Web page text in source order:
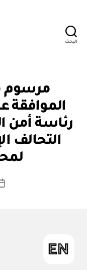
البحث
التصنيفات
الموافقة
رئاسة أمن
التحالف